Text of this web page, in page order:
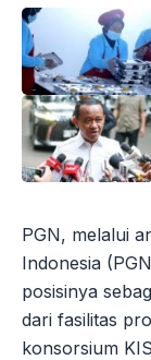
PGN, melalui
Indonesia
posisinya
dari fasilitas
konsorsium